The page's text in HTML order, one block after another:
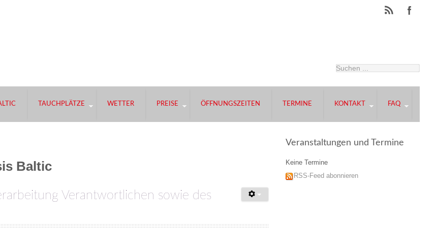
TAUCHPLÄTZE WETTER PREISE ÖFFNUNGSZEITEN TERMINE KONTAKT FAQ
Veranstaltungen und Termine
Keine Termine
RSS-Feed abonnieren
Baltic
Verantwortlichen sowie des